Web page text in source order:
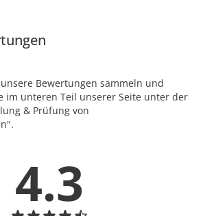
Bewertungen sammeln und
im unteren Teil unserer Seite unter der
& Prüfung von
4.3